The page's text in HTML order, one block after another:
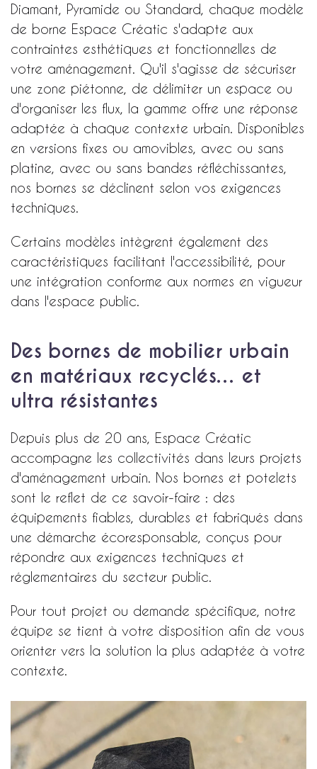
Diamant, Pyramide ou Standard, chaque modèle
de borne Espace Créatic s'adapte aux
contraintes esthétiques et fonctionnelles de
votre aménagement. Qu'il s'agisse de sécuriser
une zone piétonne, de délimiter un espace ou
d'organiser les flux, la gamme offre une réponse
adaptée à chaque contexte urbain. Disponibles
en versions fixes ou amovibles, avec ou sans
platine, avec ou sans bandes réfléchissantes,
nos bornes se déclinent selon vos exigences
techniques.
Certains modèles intègrent également des
caractéristiques facilitant l'accessibilité, pour
une intégration conforme aux normes en vigueur
dans l'espace public.
Des bornes de mobilier urbain
en matériaux recyclés… et
ultra résistantes
Depuis plus de 20 ans, Espace Créatic
accompagne les collectivités dans leurs projets
d'aménagement urbain. Nos bornes et potelets
sont le reflet de ce savoir-faire : des
équipements fiables, durables et fabriqués dans
une démarche écoresponsable, conçus pour
répondre aux exigences techniques et
réglementaires du secteur public.
Pour tout projet ou demande spécifique, notre
équipe se tient à votre disposition afin de vous
orienter vers la solution la plus adaptée à votre
contexte.